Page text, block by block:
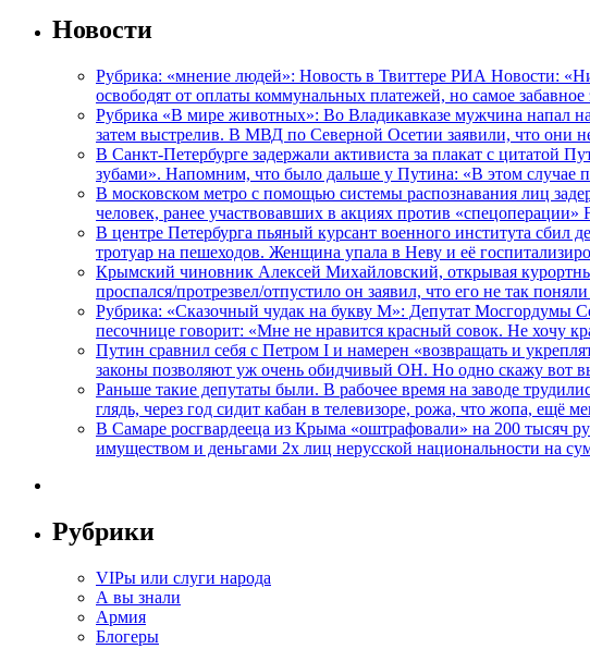
Новости
Рубрика: «мнение людей»: Новость в Твиттере РИА Новости:
освободят от оплаты коммунальных платежей, но самое
Рубрика «В мире животных»: Во Владикавказе мужчина напал
затем выстрелив. В МВД по Северной Осетии заявили, что они
В Санкт-Петербурге задержали активиста за плакат с цитатой
зубами». Напомним, что было дальше у Путина: «В этом случае
В московском метро с помощью системы распознавания лиц
человек, ранее участвовавших в акциях против
В центре Петербурга пьяный курсант военного института
тротуар на пешеходов. Женщина упала в Неву и её
Крымский чиновник Алексей Михайловский, открывая
проспался/протрезвел/отпустило он заявил, что его не так
Рубрика: «Сказочный чудак на букву М»: Депутат Мосгордумы
песочнице говорит: «Мне не нравится красный совок. Не хочу
Путин сравнил себя с Петром I и намерен «возвращать и
законы позволяют уж очень обидчивый ОН. Но одно скажу
Раньше такие депутаты были. В рабочее время на заводе
глядь, через год сидит кабан в телевизоре, рожа, что жопа, ещё
В Самаре росгвардееца из Крыма «оштрафовали» на 200 тысяч
имуществом и деньгами 2х лиц нерусской национальности на
Рубрики
VIPы или слуги народа
А вы знали
Армия
Блогеры